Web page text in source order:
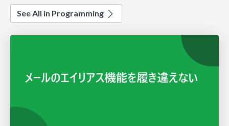
See All in Programming